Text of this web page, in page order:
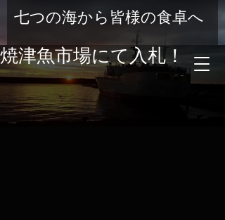
七つの海から皆様の食卓へ
焼津魚市場にて入札！